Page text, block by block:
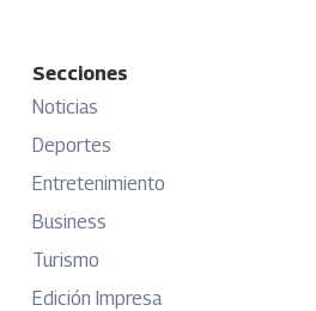
Secciones
Noticias
Deportes
Entretenimiento
Business
Turismo
Edición Impresa